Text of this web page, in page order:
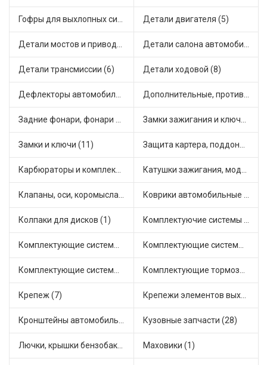
Гофры для выхлопных систем (4) Детали двигателя (5)
Детали мостов и привода трансмиссии (10) Детали салона автомобиля (14)
Детали трансмиссии (6) Детали ходовой (8)
Дефлекторы автомобильные (1) Дополнительные, противотуманные фары (5)
Задние фонари, фонари видимости (5) Замки зажигания и ключи (1)
Замки и ключи (11) Защита картера, поддона, КПП (4)
Карбюраторы и комплектующие (1) Катушки зажигания, модули зажигания (11)
Клапаны, оси, коромысла (7) Коврики автомобильные (5)
Колпаки для дисков (1) Комплектуючие системы стеклоочистителя (6)
Комплектующие системы выпуска отработавших газов (21) Комплектующие системы отопления (8)
Комплектующие системы питания (7) Комплектующие тормозной системы (8)
Крепеж (7) Крепежи элементов выхлопной системы (6)
Кронштейны автомобильные (2) Кузовные запчасти (28)
Лючки, крышки бензобака (6) Маховики (1)